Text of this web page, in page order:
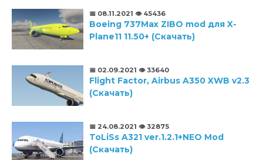
📅 08.11.2021 👁️ 45436
Boeing 737Max ZIBO mod для X-
Plane11 11.50+ (Скачать)
📅 02.09.2021 👁️ 33640
Flight Factor, Airbus A350 XWB v2.3
(Скачать)
📅 24.08.2021 👁️ 32875
ToLiSs A321 ver.1.2.1+NEO Mod
(Скачать)